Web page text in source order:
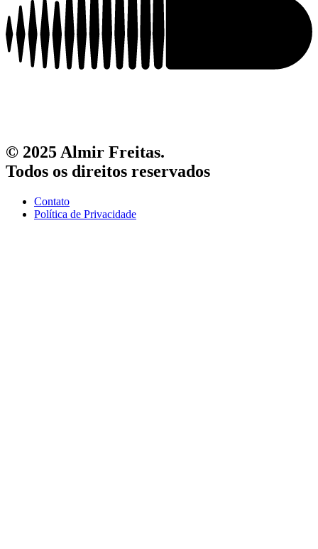
© 2025 Almir Freitas.
Todos os direitos reservados
Contato
Política de Privacidade